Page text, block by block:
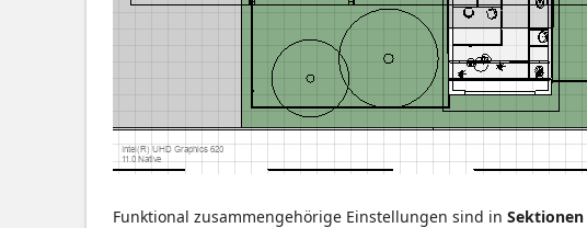
Funktional zusammengehörige Einstellungen sind in Sektionen